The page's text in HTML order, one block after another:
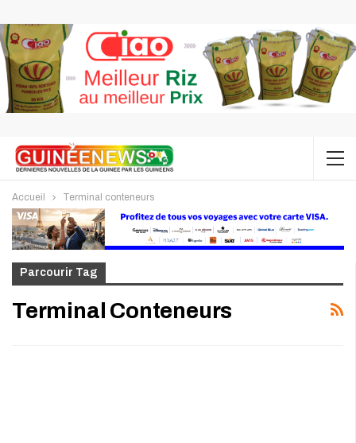
Accueil Terminal conteneurs
Parcourir Tag
Terminal Conteneurs